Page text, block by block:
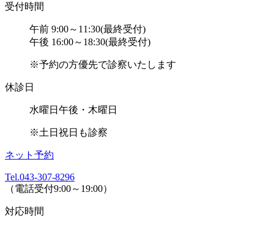
受付時間
午前 9:00～11:30(最終受付)
午後 16:00～18:30(最終受付)
※予約の方優先で診察いたします
休診日
水曜日午後・木曜日
※土日祝日も診察
ネット予約
Tel.043-307-8296
（電話受付9:00～19:00）
対応時間